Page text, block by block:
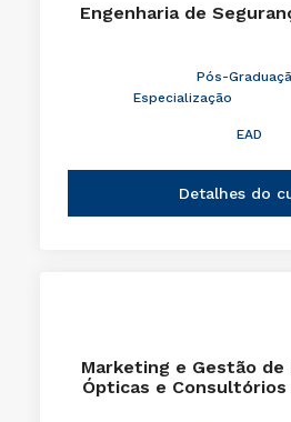
Engenharia de
Pós-
Especialização
EAD
Detalhes do
Marketing e Gestão de
Ópticas e